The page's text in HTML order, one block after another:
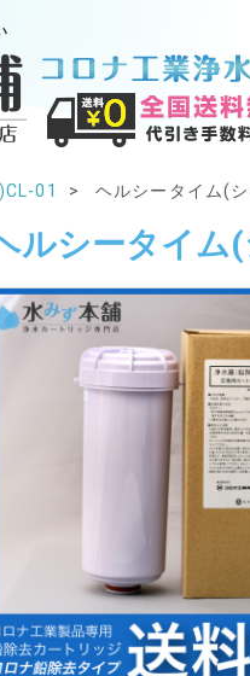
01 ヘルシータイム(
ルシータイム